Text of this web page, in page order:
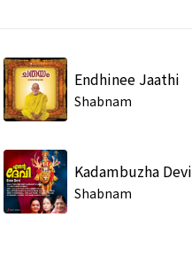
Endhinee Jaathi
Shabnam
Kadambuzha Devi
Shabnam